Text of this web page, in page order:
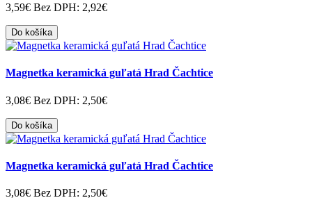
3,59€ Bez DPH: 2,92€
Do košíka
Magnetka keramická guľatá Hrad Čachtice
3,08€ Bez DPH: 2,50€
Do košíka
Magnetka keramická guľatá Hrad Čachtice
3,08€ Bez DPH: 2,50€